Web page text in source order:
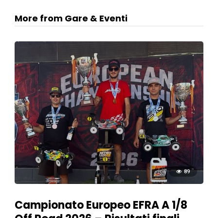
More from Gare & Eventi
89
Campionato Europeo EFRA A 1/8